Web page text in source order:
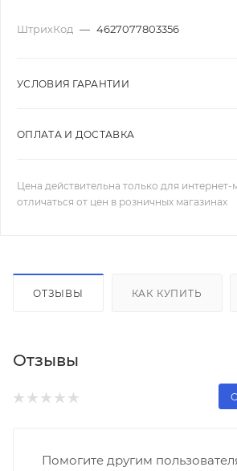
ШтрихКод — 4627077803356
УСЛОВИЯ ГАРАНТИИ
ОПЛАТА И ДОСТАВКА
Цена действительна только для
отличаться от цен в розничных магазинах
ОТЗЫВЫ КАК КУПИТЬ
Отзывы
Помогите другим